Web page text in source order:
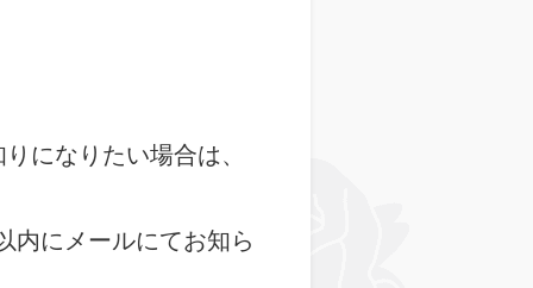
になりたい場合は、
内にメールにてお知ら